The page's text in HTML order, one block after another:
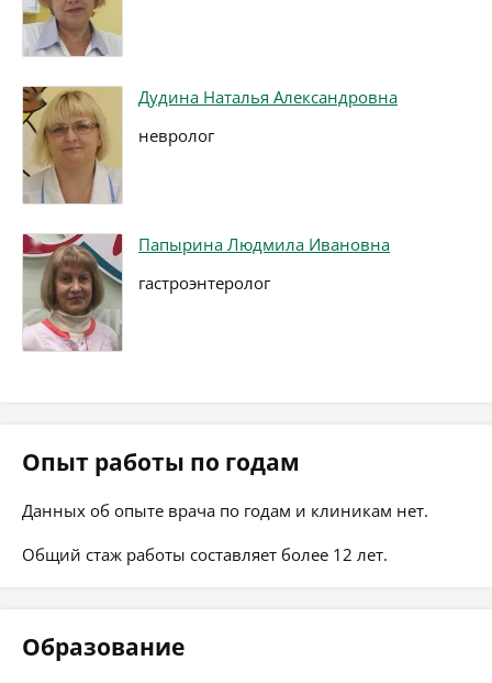
Дудина Наталья Александровна
невролог
Папырина Людмила Ивановна
гастроэнтеролог
Опыт работы по годам
Данных об опыте врача по годам и клиникам нет.
Общий стаж работы составляет более 12 лет.
Образование